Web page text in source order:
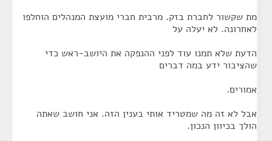
מת שקשור לחברת בזק. מרבית חברי מועצת המנהלים הוחלפו
לאחרונה. לא יעלה על
הדעת שלא תמנו עוד לפני ההנפקה את היושב-ראש כדי
שהציבור ידע במה דברים
אמורים.
אבל לא זה מה שמטריד אותי בענין הזה. אני חושב שאתה
הולך בכיוון הנכון.